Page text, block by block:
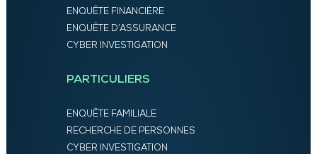
ENQUÊTE FINANCIÈRE
ENQUÊTE D’ASSURANCE
CYBER INVESTIGATION
PARTICULIERS
ENQUÊTE FAMILIALE
RECHERCHE DE PERSONNES
CYBER INVESTIGATION